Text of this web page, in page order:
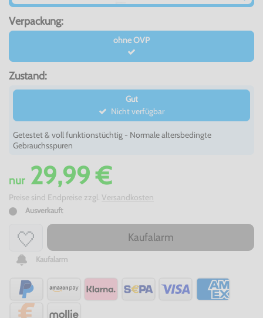
Verpackung:
ohne OVP
Zustand:
Gut
Nicht verfügbar
Getestet & voll funktionstüchtig - Normale altersbedingte
Gebrauchsspuren
nur29,99 €
Preise sind Endpreise zzgl. Versandkosten
Ausverkauft
Kaufalarm
Kaufalarm